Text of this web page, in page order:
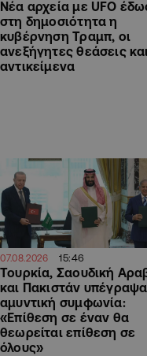
Νέα αρχεία με UFO
στη δημοσιότητα η
κυβέρνηση Τραμπ, οι
ανεξήγητες θεάσεις
αντικείμενα
07.08.2026 15:46
Τουρκία, Σαουδική
και Πακιστάν
αμυντική συμφωνία:
«Επίθεση σε έναν θα
θεωρείται επίθεση σε
όλους»